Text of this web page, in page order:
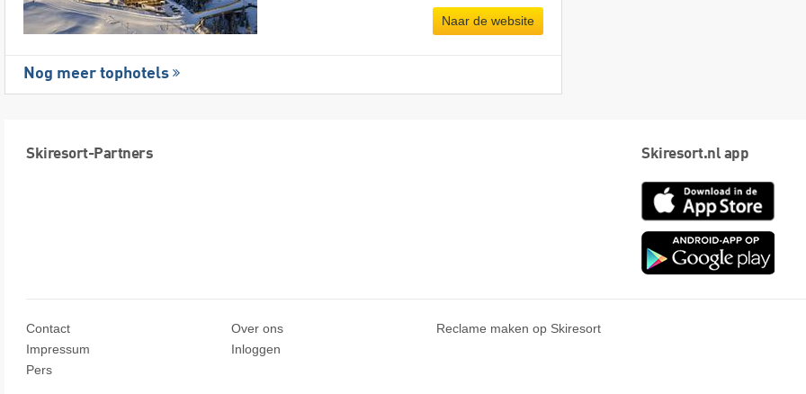
Naar de website
Nog meer tophotels
Skiresort-Partners Skiresort.nl app
App
Contact
Impressum
Pers
Over ons
Inloggen
Reclame maken op Skiresort